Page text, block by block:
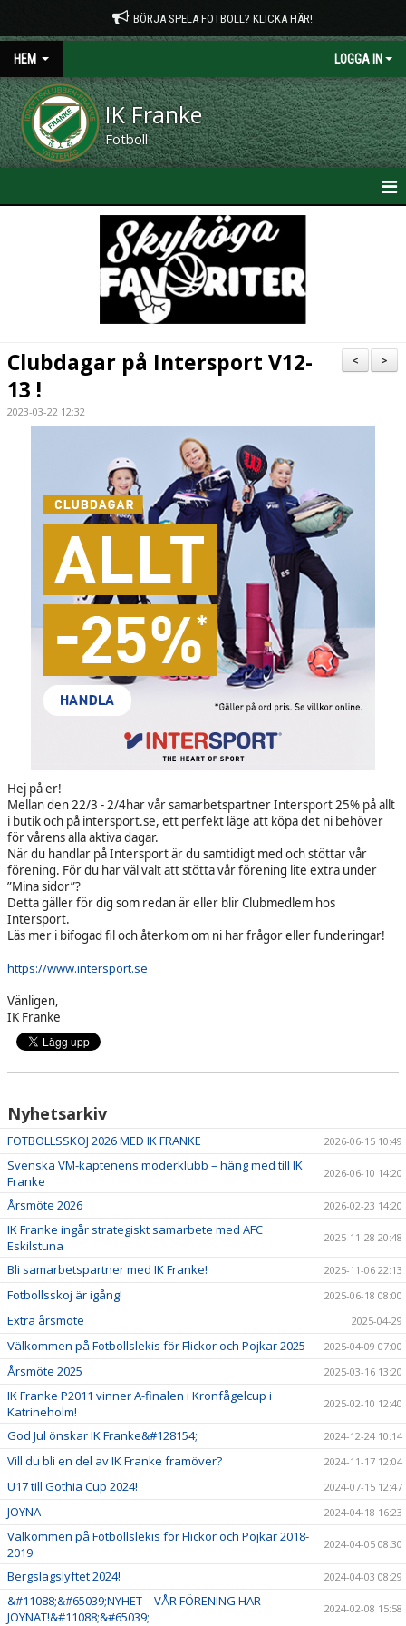
BÖRJA SPELA FOTBOLL? KLICKA HÄR!
HEM LOGGA IN
IK Franke
Fotboll
PLANTIDER
KALENDER
DOKUMENT
VÅRA LAG/TRÄNARE
MATCHER
>
<
Clubdagar på Intersport V12-
13 !
2023-03-22 12:32
Hej på er!
Mellan den 22/3 - 2/4har vår samarbetspartner Intersport 25% på allt
i butik och på intersport.se, ett perfekt läge att köpa det ni behöver
för vårens alla aktiva dagar.
När du handlar på Intersport är du samtidigt med och stöttar vår
förening. För du har väl valt att stötta vår förening lite extra under
”Mina sidor”?
Detta gäller för dig som redan är eller blir Clubmedlem hos
Intersport.
Läs mer i bifogad fil och återkom om ni har frågor eller funderingar!
https://www.intersport.se
Vänligen,
IK Franke
Nyhetsarkiv
FOTBOLLSSKOJ 2026 MED IK FRANKE 2026-06-15 10:49
Svenska VM-kaptenens moderklubb – häng med till IK
Franke
2026-06-10 14:20
Årsmöte 2026 2026-02-23 14:20
IK Franke ingår strategiskt samarbete med AFC
Eskilstuna
2025-11-28 20:48
Bli samarbetspartner med IK Franke! 2025-11-06 22:13
Fotbollsskoj är igång! 2025-06-18 08:00
Extra årsmöte 2025-04-29
Välkommen på Fotbollslekis för Flickor och Pojkar 2025 2025-04-09 07:00
Årsmöte 2025 2025-03-16 13:20
IK Franke P2011 vinner A-finalen i Kronfågelcup i
Katrineholm!
2025-02-10 12:40
God Jul önskar IK Franke&#128154; 2024-12-24 10:14
Vill du bli en del av IK Franke framöver? 2024-11-17 12:04
U17 till Gothia Cup 2024! 2024-07-15 12:47
JOYNA 2024-04-18 16:23
Välkommen på Fotbollslekis för Flickor och Pojkar 2018-
2019
2024-04-05 08:30
Bergslagslyftet 2024! 2024-04-03 08:29
&#11088;&#65039;NYHET – VÅR FÖRENING HAR
JOYNAT!&#11088;&#65039;
2024-02-08 15:58